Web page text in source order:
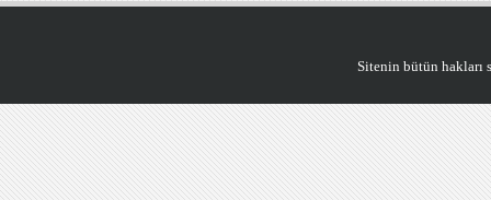
Sitenin bütün hakları